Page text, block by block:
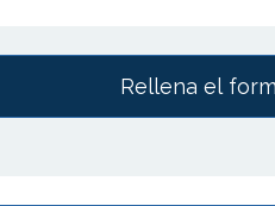
Rellena el